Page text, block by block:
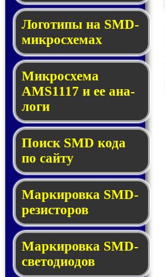
Логотипы на SMD-
мик­ро­схе­мах
Микросхема
AMS1117 и ее ана­
ло­ги
Поиск SMD ко­да
по сай­ту
Маркировка SMD-
ре­зис­то­ров
Маркировка SMD-
све­то­дио­дов